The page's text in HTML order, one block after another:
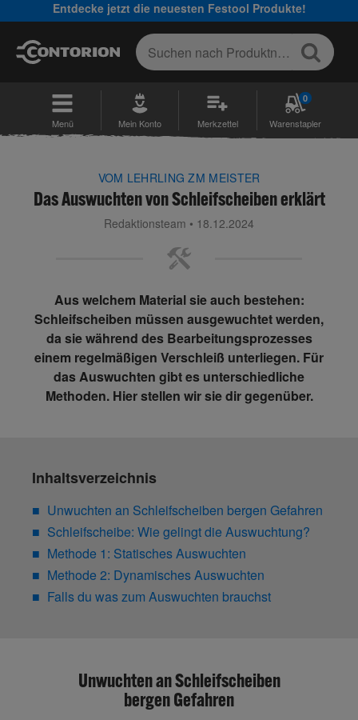
Entdecke jetzt die neuesten Festool Produkte!
Menü Mein Konto Merkzettel
0
Warenstapler
VOM LEHRLING ZM MEISTER
Das Auswuchten von Schleifscheiben erklärt
Redaktionsteam • 18.12.2024
Aus welchem Material sie auch bestehen:
Schleifscheiben müssen ausgewuchtet werden,
da sie während des Bearbeitungsprozesses
einem regelmäßigen Verschleiß unterliegen. Für
das Auswuchten gibt es unterschiedliche
Methoden. Hier stellen wir sie dir gegenüber.
Inhaltsverzeichnis
Unwuchten an Schleifscheiben bergen Gefahren
Schleifscheibe: Wie gelingt die Auswuchtung?
Methode 1: Statisches Auswuchten
Methode 2: Dynamisches Auswuchten
Falls du was zum Auswuchten brauchst
Unwuchten an Schleifscheiben
bergen Gefahren